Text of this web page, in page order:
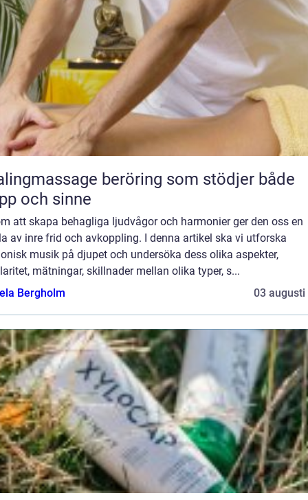
beröring som stödjer både
och sinne
att skapa behagliga ljudvågor och harmonier ger den oss en
av inre frid och avkoppling. I denna artikel ska vi utforska
musik på djupet och undersöka dess olika aspekter,
mätningar, skillnader mellan olika typer, s...
Bergholm
03 augusti